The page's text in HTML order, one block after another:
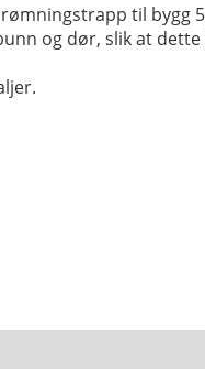
til bygg
og dør, slik at dette